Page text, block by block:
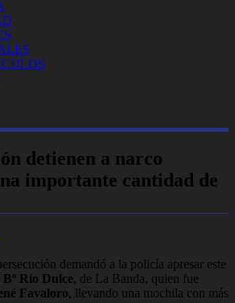
detienen a narco
importante cantidad de
demandó a la policía apresar este
Río Dulce, de La Banda, quien fue
Favaloro, llevando una mochila con más